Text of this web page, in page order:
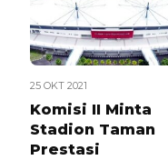
25 OKT 2021
Komisi II Minta
Stadion Taman
Prestasi